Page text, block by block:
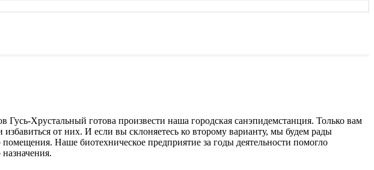
Гусь-Хрустальный готова произвести наша городская санэпидемстанция. Только вам
от них. И если вы склоняетесь ко второму варианту, мы будем рады
Наше биотехническое предприятие за годы деятельности помогло